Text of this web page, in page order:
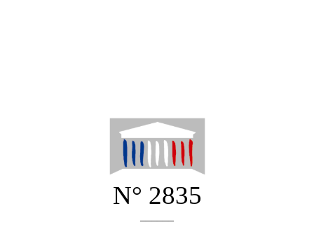
N° 2835